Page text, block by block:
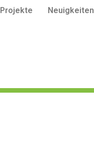
Projekte Neuigkeiten